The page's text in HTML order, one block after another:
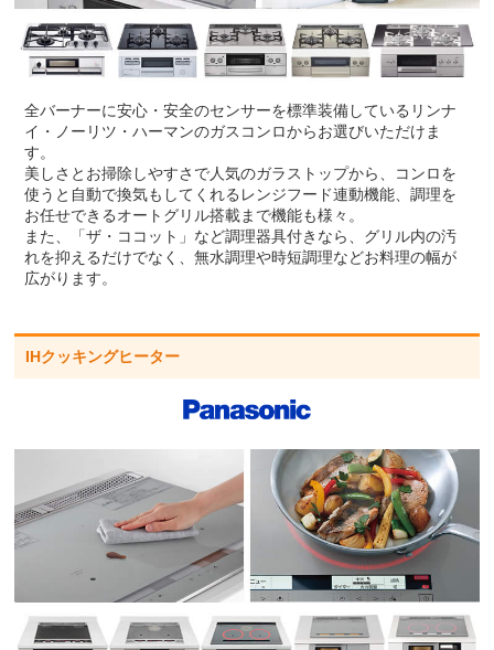
全バーナーに安心・安全のセンサーを標準装備しているリンナ
イ・ノーリツ・ハーマンのガスコンロからお選びいただけま
す。
美しさとお掃除しやすさで人気のガラストップから、コンロを
使うと自動で換気もしてくれるレンジフード連動機能、調理を
お任せできるオートグリル搭載まで機能も様々。
また、「ザ・ココット」など調理器具付きなら、グリル内の汚
れを抑えるだけでなく、無水調理や時短調理などお料理の幅が
広がります。
IHクッキングヒーター